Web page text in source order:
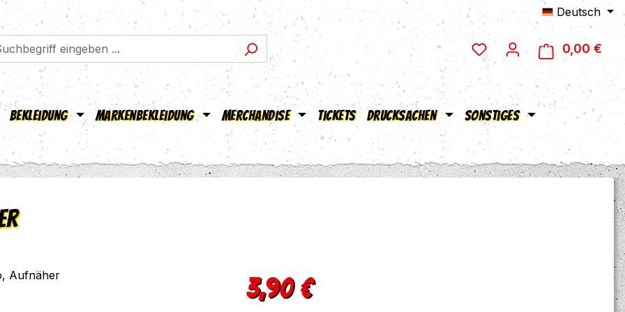
Deutsch
0,00 €
Bekleidung Markenbekleidung Merchandise Tickets Drucksachen Sonstiges
Regulärer Preis:
3,90 €